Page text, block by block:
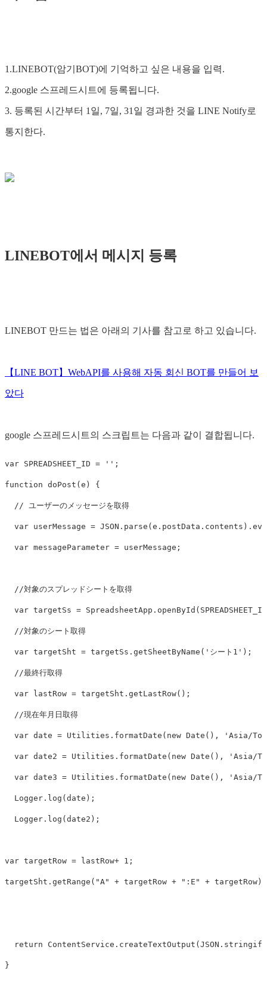
1.LINEBOT(암기BOT)에 기억하고 싶은 내용을 입력.
2.google 스프레드시트에 등록됩니다.
3. 등록된 시간부터 1일, 7일, 31일 경과한 것을 LINE Notify로
통지한다.
LINEBOT에서 메시지 등록
LINEBOT 만드는 법은 아래의 기사를 참고로 하고 있습니다.
【LINE BOT】WebAPI를 사용해 자동 회신 BOT를 만들어 보
았다
google 스프레드시트의 스크립트는 다음과 같이 결합됩니다.
var SPREADSHEET_ID = '' ;
function doPost ( e ) {
// ユーザーのメッセージを取得
var userMessage = JSON . parse ( e . postData . contents ).
var messageParameter = userMessage ;
//対象のスプレッドシートを取得
var targetSs = SpreadsheetApp . openById ( SPREADSHEET_ID
//対象のシート取得
var targetSht = targetSs . getSheetByName ( ' シート1 ' );
//最終行取得
var lastRow = targetSht . getLastRow();
//現在年月日取得
var date = Utilities . formatDate ( new Date (), ' Asia/
var date2 = Utilities . formatDate ( new Date (), ' Asia/
var date3 = Utilities . formatDate ( new Date (), ' Asia/
Logger . log ( date );
Logger . log ( date2 );
var targetRow = lastRow+ 1 ;
targetSht . getRange ( "A" + targetRow + " :E " + targetRow ).
return ContentService . createTextOutput ( JSON . stringify
}